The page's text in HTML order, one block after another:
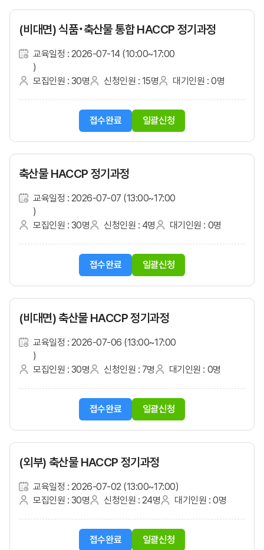
(비대면) 식품･축산물 통합 HACCP 정기과정
교육일정 : 2026-07-14 (10:00~17:00
)
모집인원 : 30명
신청인원 : 15명 대기인원 : 0명
접수완료 일괄신청
축산물 HACCP 정기과정
교육일정 : 2026-07-07 (13:00~17:00
)
모집인원 : 30명
신청인원 : 4명 대기인원 : 0명
접수완료 일괄신청
(비대면) 축산물 HACCP 정기과정
교육일정 : 2026-07-06 (13:00~17:00
)
모집인원 : 30명
신청인원 : 7명 대기인원 : 0명
접수완료 일괄신청
(외부) 축산물 HACCP 정기과정
교육일정 : 2026-07-02 (13:00~17:00)
모집인원 : 30명
신청인원 : 24명 대기인원 : 0명
접수완료 일괄신청